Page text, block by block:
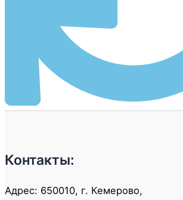
Контакты:
Адрес: 650010, г. Кемерово,